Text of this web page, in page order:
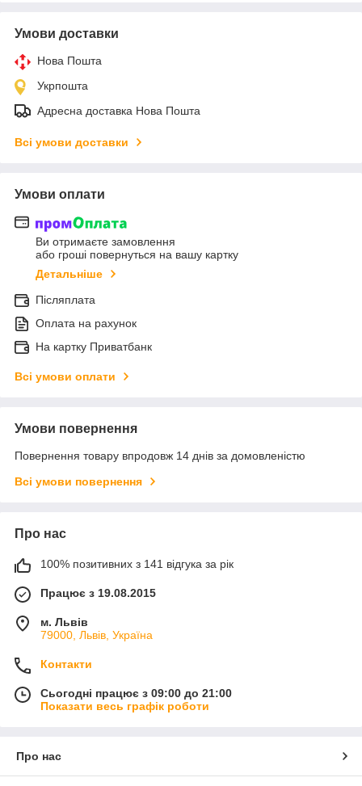
Умови доставки
Нова Пошта
Укрпошта
Адресна доставка Нова Пошта
Всі умови доставки
Умови оплати
Ви отримаєте замовлення
або гроші повернуться на вашу картку
Детальніше
Післяплата
Оплата на рахунок
На картку Приватбанк
Всі умови оплати
Умови повернення
Повернення товару впродовж 14 днів за домовленістю
Всі умови повернення
Про нас
100% позитивних з 141 відгука за рік
Працює з 19.08.2015
м. Львів
79000, Львів, Україна
Контакти
Сьогодні працює з 09:00 до 21:00
Показати весь графік роботи
Про нас